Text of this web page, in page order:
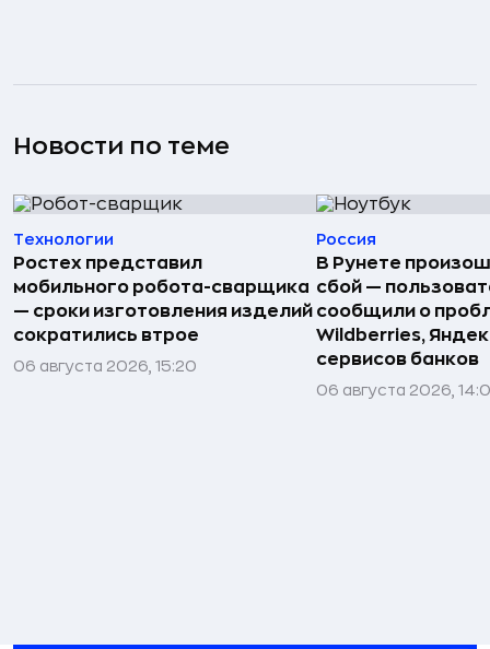
Новости по теме
Технологии
Ростех представил
мобильного робота-сварщика
— сроки изготовления изделий
сократились втрое
06 августа 2026, 15:20
Россия
В Рунете
сбой —
сообщили о
Wildberries,
сервисов банков
06 августа 2026,